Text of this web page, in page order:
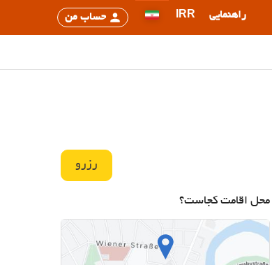
راهنمایی IRR حساب من
رزرو
محل اقامت کجاست؟